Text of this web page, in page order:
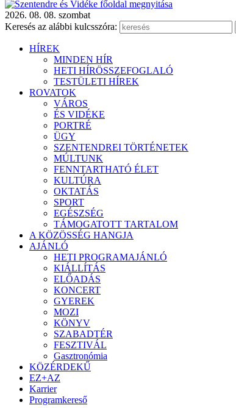
2026. 08. 08. szombat
Keresés az alábbi kulcsszóra:
HÍREK
MINDEN HÍR
HETI HÍRÖSSZEFOGLALÓ
TESTÜLETI HÍREK
ROVATOK
VÁROS
ÉS VIDÉKE
PORTRÉ
ÜGY
SZENTENDREI TÖRTÉNETEK
MÚLTUNK
FENNTARTHATÓ ÉLET
KULTÚRA
OKTATÁS
SPORT
EGÉSZSÉG
TÁMOGATOTT TARTALOM
A KÖZÖSSÉG HANGJA
AJÁNLÓ
HETI PROGRAMAJÁNLÓ
KIÁLLÍTÁS
ELŐADÁS
KONCERT
GYEREK
MOZI
KÖNYV
SZABADTÉR
FESZTIVÁL
Gasztronómia
KÖZÉRDEKŰ
EZ+AZ
Karrier
Programkereső